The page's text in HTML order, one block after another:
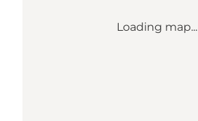
Loading map...